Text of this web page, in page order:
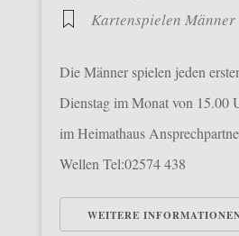
Kartenspielen Männer
Die Männer spielen jeden
Dienstag im Monat von 15.00
im Heimathaus
Wellen Tel:02574 438
WEITERE